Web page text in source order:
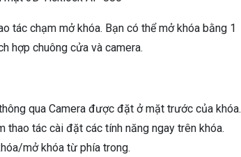
tác chạm mở khóa. Bạn có thể mở khóa bằng 1
hợp chuông cửa và camera.
qua Camera được đặt ở mặt trước của khóa.
thao tác cài đặt các tính năng ngay trên khóa.
mở khóa từ phía trong.